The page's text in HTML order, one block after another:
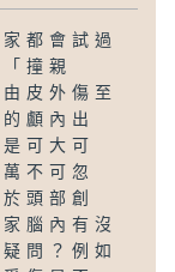
都會試過
撞親
皮外傷至
顱內出
可大可
不可忽
頭部創
腦內有沒
問？例如